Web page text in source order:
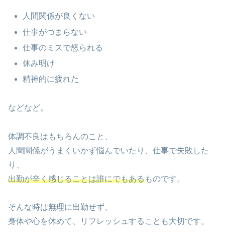
人間関係が良くない
仕事がつまらない
仕事のミスで怒られる
休み明け
精神的に疲れた
などなど。
体調不良はもちろんのこと、
人間関係がうまくいかず悩んでいたり、仕事で失敗した
り、
出勤が辛く感じることは誰にでもあるものです。
そんな時は無理に出勤せず、
身体や心を休めて、リフレッシュすることも大切です。